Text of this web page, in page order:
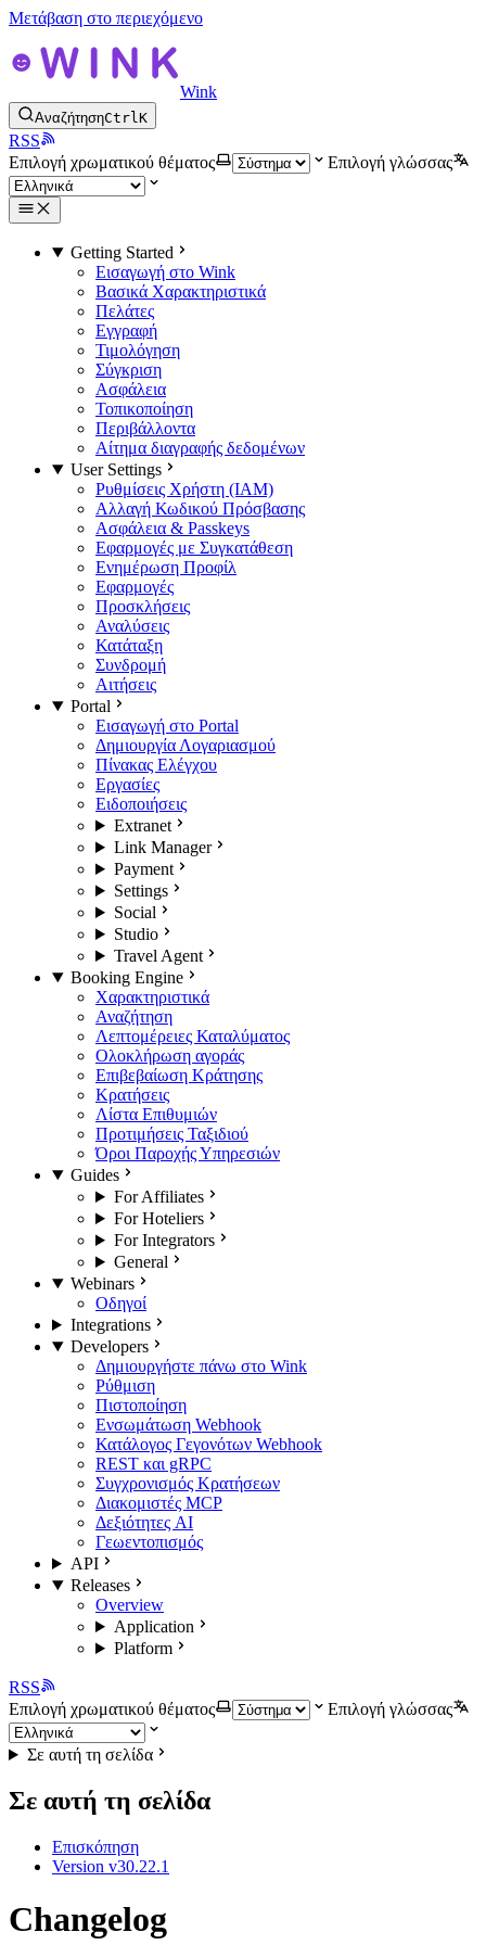
Μετάβαση στο περιεχόμενο
Wink
ΑναζήτησηCtrlK
RSS
Επιλογή χρωματικού θέματος
Επιλογή γλώσσας
Getting Started
Εισαγωγή στο Wink
Βασικά Χαρακτηριστικά
Πελάτες
Εγγραφή
Τιμολόγηση
Σύγκριση
Ασφάλεια
Τοπικοποίηση
Περιβάλλοντα
Αίτημα διαγραφής δεδομένων
User Settings
Ρυθμίσεις Χρήστη (IAM)
Αλλαγή Κωδικού Πρόσβασης
Ασφάλεια & Passkeys
Εφαρμογές με Συγκατάθεση
Ενημέρωση Προφίλ
Εφαρμογές
Προσκλήσεις
Αναλύσεις
Κατάταξη
Συνδρομή
Αιτήσεις
Portal
Εισαγωγή στο Portal
Δημιουργία Λογαριασμού
Πίνακας Ελέγχου
Εργασίες
Ειδοποιήσεις
Extranet
Link Manager
Payment
Settings
Social
Studio
Travel Agent
Booking Engine
Χαρακτηριστικά
Αναζήτηση
Λεπτομέρειες Καταλύματος
Ολοκλήρωση αγοράς
Επιβεβαίωση Κράτησης
Κρατήσεις
Λίστα Επιθυμιών
Προτιμήσεις Ταξιδιού
Όροι Παροχής Υπηρεσιών
Guides
For Affiliates
For Hoteliers
For Integrators
General
Webinars
Οδηγοί
Integrations
Developers
Δημιουργήστε πάνω στο Wink
Ρύθμιση
Πιστοποίηση
Ενσωμάτωση Webhook
Κατάλογος Γεγονότων Webhook
REST και gRPC
Συγχρονισμός Κρατήσεων
Διακομιστές MCP
Δεξιότητες AI
Γεωεντοπισμός
API
Releases
Overview
Application
Platform
RSS
Επιλογή χρωματικού θέματος
Επιλογή γλώσσας
Σε αυτή τη σελίδα
Σε αυτή τη σελίδα
Επισκόπηση
Version v30.22.1
Changelog